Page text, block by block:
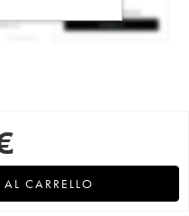
CARRELLO